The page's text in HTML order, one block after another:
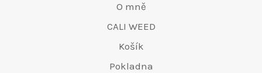
O mně
CALI WEED
Košík
Pokladna